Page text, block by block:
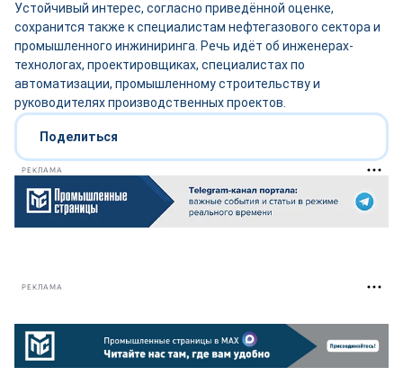
Устойчивый интерес, согласно приведённой оценке,
сохранится также к специалистам нефтегазового сектора и
промышленного инжиниринга. Речь идёт об инженерах-
технологах, проектировщиках, специалистах по
автоматизации, промышленному строительству и
руководителях производственных проектов.
Поделиться
РЕКЛАМА
РЕКЛАМА